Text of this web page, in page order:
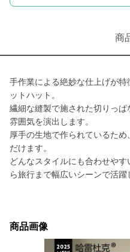
商
手作業による絶妙な仕上げが
ットハット。
繊細な縫製で施された切りっ
雰囲気を演出します。
厚手の生地で作られているた
だけます。
どんなスタイルにも合わせや
ら旅行まで幅広いシーンで活躍
商品画像